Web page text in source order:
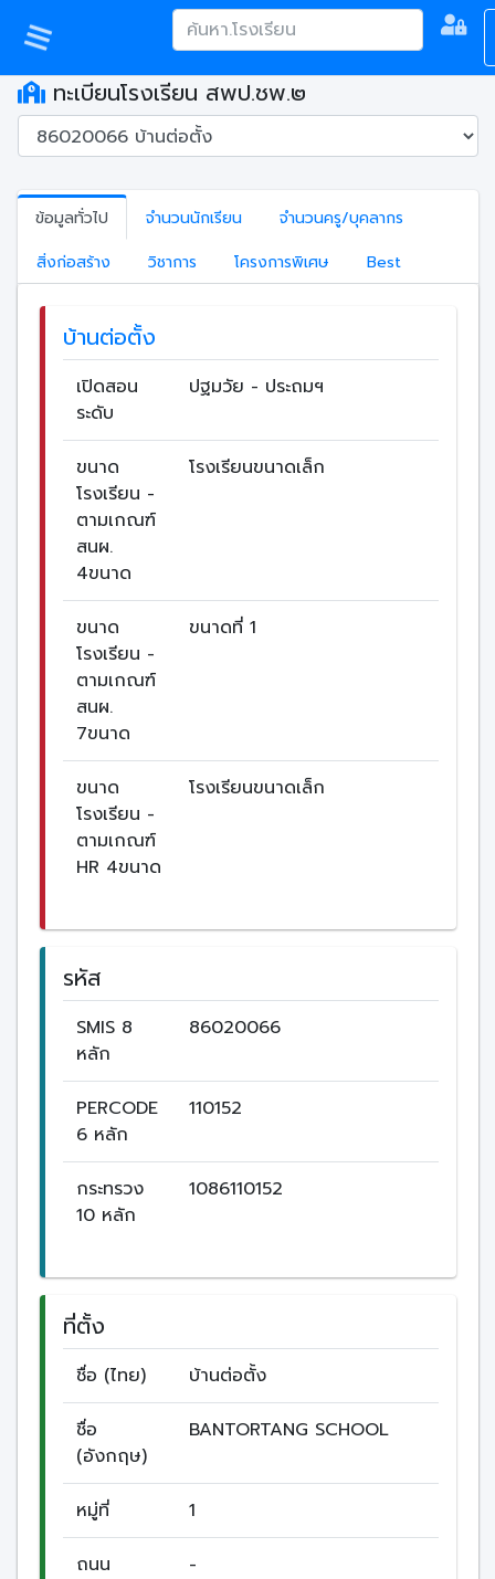
ทะเบียนโรงเรียน สพป.ชพ.๒
ข้อมูลทั่วไป จำนวนนักเรียน
จำนวนครู/บุคลากร
สิ่งก่อสร้าง
วิชาการ โครงการพิเศษ Best
บ้านต่อตั้ง
เปิดสอน
ระดับ
ปฐมวัย - ประถมฯ
ขนาด
โรงเรียน -
ตามเกณฑ์
สนผ.
4ขนาด
โรงเรียนขนาดเล็ก
ขนาด
โรงเรียน -
ตามเกณฑ์
สนผ.
7ขนาด
ขนาดที่ 1
ขนาด
โรงเรียน -
ตามเกณฑ์
HR 4ขนาด
โรงเรียนขนาดเล็ก
รหัส
SMIS 8
หลัก
86020066
PERCODE
6 หลัก
110152
กระทรวง
10 หลัก
1086110152
ที่ตั้ง
ชื่อ (ไทย) บ้านต่อตั้ง
ชื่อ
(อังกฤษ)
BANTORTANG SCHOOL
หมู่ที่ 1
ถนน -